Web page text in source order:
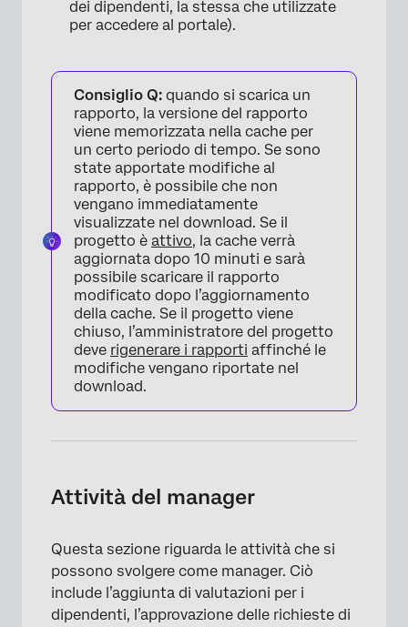
×
dei dipendenti, la stessa che utilizzate
per accedere al portale).
Consiglio Q: quando si scarica un
rapporto, la versione del rapporto
viene memorizzata nella cache per
un certo periodo di tempo. Se sono
state apportate modifiche al
rapporto, è possibile che non
vengano immediatamente
visualizzate nel download. Se il
progetto è attivo, la cache verrà
aggiornata dopo 10 minuti e sarà
possibile scaricare il rapporto
modificato dopo l’aggiornamento
della cache. Se il progetto viene
chiuso, l’amministratore del progetto
deve rigenerare i rapporti affinché le
modifiche vengano riportate nel
download.
Attività del manager
Questa sezione riguarda le attività che si
possono svolgere come manager. Ciò
include l’aggiunta di valutazioni per i
dipendenti, l’approvazione delle richieste di